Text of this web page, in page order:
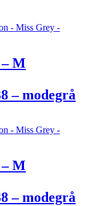
M
– modegrå
M
– modegrå